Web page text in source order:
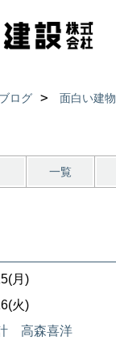
ログ 面白い建物
一覧
月)
火)
高森喜洋